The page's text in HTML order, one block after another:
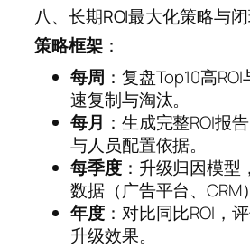
八、长期ROI最大化策略与
策略框架：
每周 ：复盘Top10高
速复制与淘汰。
每月 ：生成完整ROI报
与人员配置依据。
每季度：升级归因模型
数据（广告平台、CRM
年度：对比同比ROI，
升级效果。